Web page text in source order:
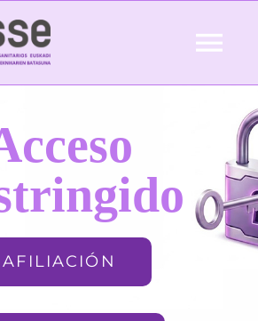
AFILIACIÓN